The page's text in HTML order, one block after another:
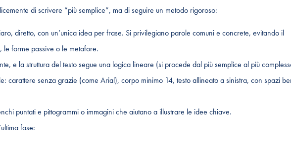
di scrivere “più semplice”, ma di seguire un metodo rigoroso:
diretto, con un’unica idea per frase. Si privilegiano parole comuni e concrete, evitando il
forme passive o le metafore.
e la struttura del testo segue una logica lineare (si procede dal più semplice al più
carattere senza grazie (come Arial), corpo minimo 14, testo allineato a sinistra, con spazi
puntati e pittogrammi o immagini che aiutano a illustrare le idee chiave.
fase: